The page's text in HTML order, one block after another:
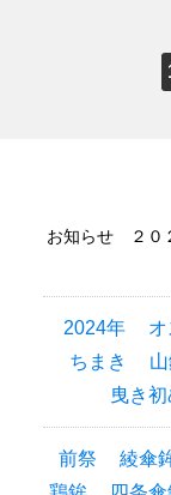
お知らせ ２０
2024年 オ
ちまき
曳き初
前祭 綾傘